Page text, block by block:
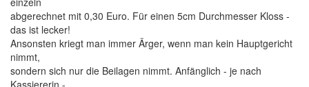
abgerechnet mit 0,30 Euro. Für einen 5cm Durchmesser Kloss -
das ist lecker!
Ansonsten kriegt man immer Ärger, wenn man kein Hauptgericht
nimmt,
sondern sich nur die Beilagen nimmt. Anfänglich - je nach
Kassiererin -